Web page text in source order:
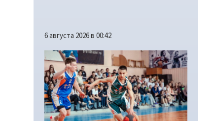
6 августа 2026 в 00:42